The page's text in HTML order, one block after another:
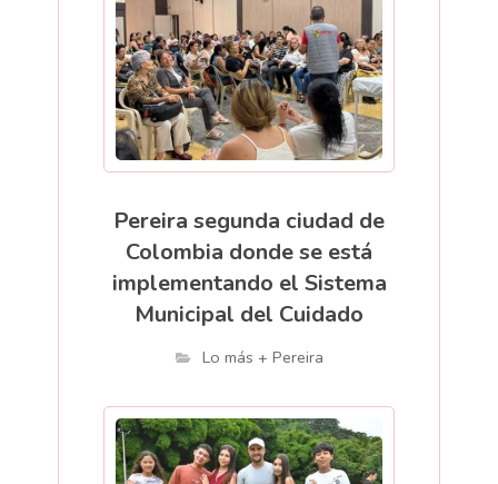
Pereira segunda ciudad de
Colombia donde se está
implementando el Sistema
Municipal del Cuidado
Lo más + Pereira